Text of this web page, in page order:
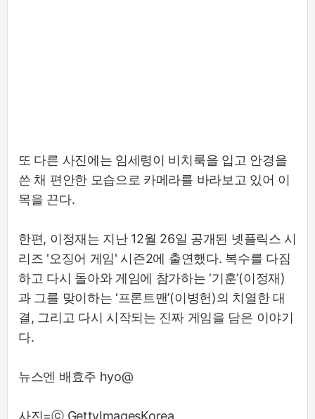
또 다른 사진에는 임세령이 비치룩을 입고 안경을
쓴 채 편안한 모습으로 카메라를 바라보고 있어 이
목을 끈다.
한편, 이정재는 지난 12월 26일 공개된 넷플릭스 시
리즈 '오징어 게임' 시즌2에 출연했다. 복수를 다짐
하고 다시 돌아와 게임에 참가하는 ‘기훈’(이정재)
과 그를 맞이하는 ‘프론트맨’(이병헌)의 치열한 대
결, 그리고 다시 시작되는 진짜 게임을 담은 이야기
다.
뉴스엔 배효주 hyo@